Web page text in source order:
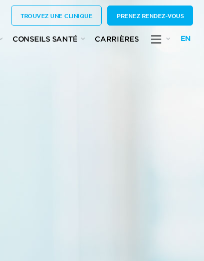
TROUVEZ UNE CLINIQUE PRENEZ RENDEZ-VOUS
CONSEILS SANTÉ CARRIÈRES EN